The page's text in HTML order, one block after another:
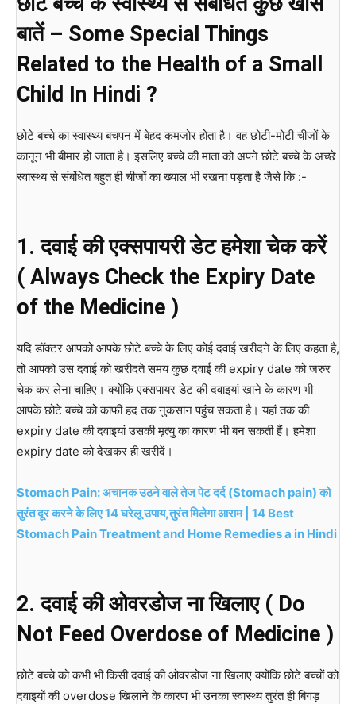
बातें – Some Special Things
Related to the Health of a Small
Child In Hindi ?
छोटे बच्चे का स्वास्थ्य बचपन में बेहद कमजोर होता है। वह छोटी-मोटी चीजों के
कानून भी बीमार हो जाता है। इसलिए बच्चे की माता को अपने छोटे बच्चे के अच्छे
स्वास्थ्य से संबंधित बहुत ही चीजों का ख्याल भी रखना पड़ता है जैसे कि :-
1. दवाई की एक्सपायरी डेट हमेशा चेक करें
( Always Check the Expiry Date
of the Medicine )
यदि डॉक्टर आपको आपके छोटे बच्चे के लिए कोई दवाई खरीदने के लिए कहता है,
तो आपको उस दवाई को खरीदते समय कुछ दवाई की expiry date को जरुर
चेक कर लेना चाहिए। क्योंकि एक्सपायर डेट की दवाइयां खाने के कारण भी
आपके छोटे बच्चे को काफी हद तक नुकसान पहुंच सकता है। यहां तक की
expiry date की दवाइयां उसकी मृत्यु का कारण भी बन सकती हैं। हमेशा
expiry date को देखकर ही खरीदें।
Stomach Pain: अचानक उठने वाले तेज पेट दर्द (Stomach pain) को
तुरंत दूर करने के लिए 14 घरेलू उपाय,तुरंत मिलेगा आराम | 14 Best
Stomach Pain Treatment and Home Remedies a in Hindi
2. दवाई की ओवरडोज ना खिलाए ( Do
Not Feed Overdose of Medicine )
छोटे बच्चे को कभी भी किसी दवाई की ओवरडोज ना खिलाए क्योंकि छोटे बच्चों को
दवाइयों की overdose खिलाने के कारण भी उनका स्वास्थ्य तुरंत ही बिगड़